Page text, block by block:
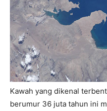
Kawah yang dikenal
berumur 36 juta tahun ini